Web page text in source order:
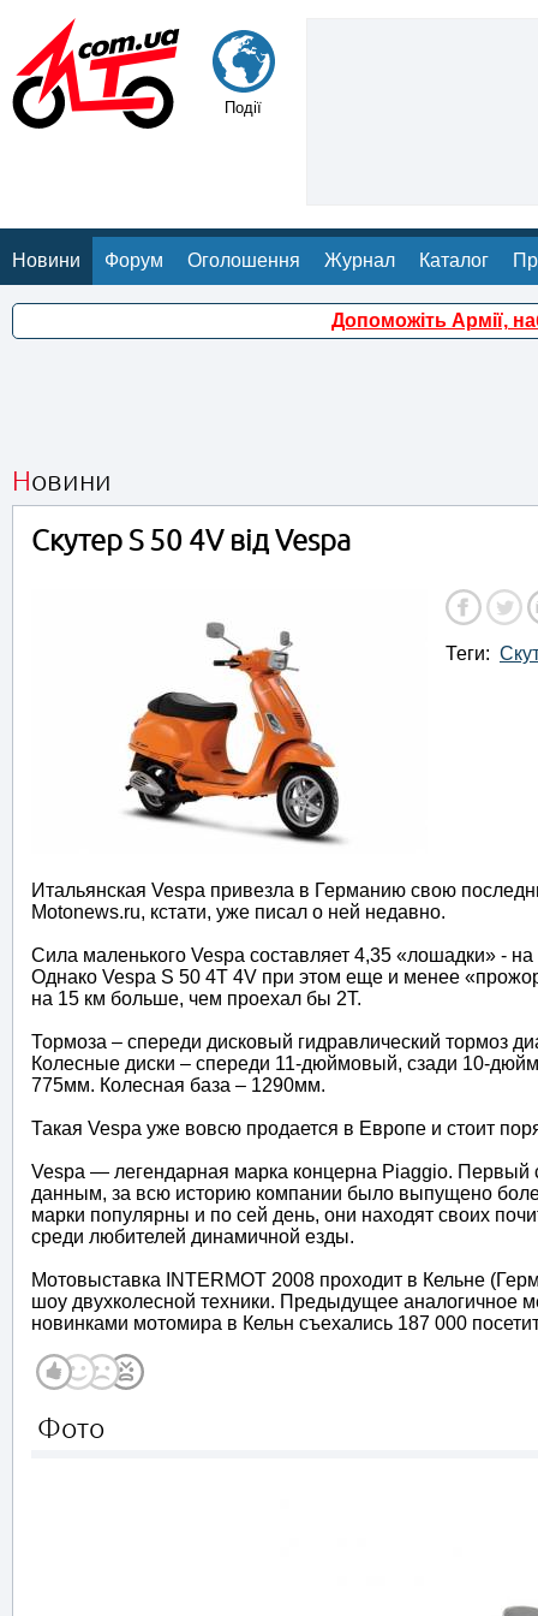
Події
Новини Форум Оголошення Журнал Каталог
Допоможіть Армії,
Новини
Скутер S 50 4V від Vespa
Теги:
Итальянская Vespa привезла в Германию свою
Motonews.ru, кстати, уже писал о ней недавно.
Сила маленького Vespa составляет 4,35 «лошадки» -
Однако Vespa S 50 4T 4V при этом еще и менее
на 15 км больше, чем проехал бы 2Т.
Тормоза – спереди дисковый гидравлический тормоз
Колесные диски – спереди 11-дюймовый, сзади 10-
775мм. Колесная база – 1290мм.
Такая Vespa уже вовсю продается в Европе и стоит
Vespa — легендарная марка концерна Piaggio. Первый
данным, за всю историю компании было выпущено
марки популярны и по сей день, они находят своих
среди любителей динамичной езды.
Мотовыставка INTERMOT 2008 проходит в Кельне
шоу двухколесной техники. Предыдущее аналогичное
новинками мотомира в Кельн съехались 187 000
Фото